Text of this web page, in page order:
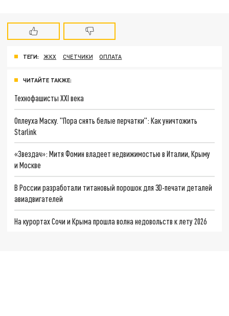
ТЕГИ: ЖКХ СЧЕТЧИКИ ОПЛАТА
ЧИТАЙТЕ ТАКЖЕ:
Технофашисты XXI века
Оплеуха Маску. "Пора снять белые перчатки": Как уничтожить
Starlink
«Звездач»: Митя Фомин владеет недвижимостью в Италии, Крыму
и Москве
В России разработали титановый порошок для 3D-печати деталей
авиадвигателей
На курортах Сочи и Крыма прошла волна недовольств к лету 2026